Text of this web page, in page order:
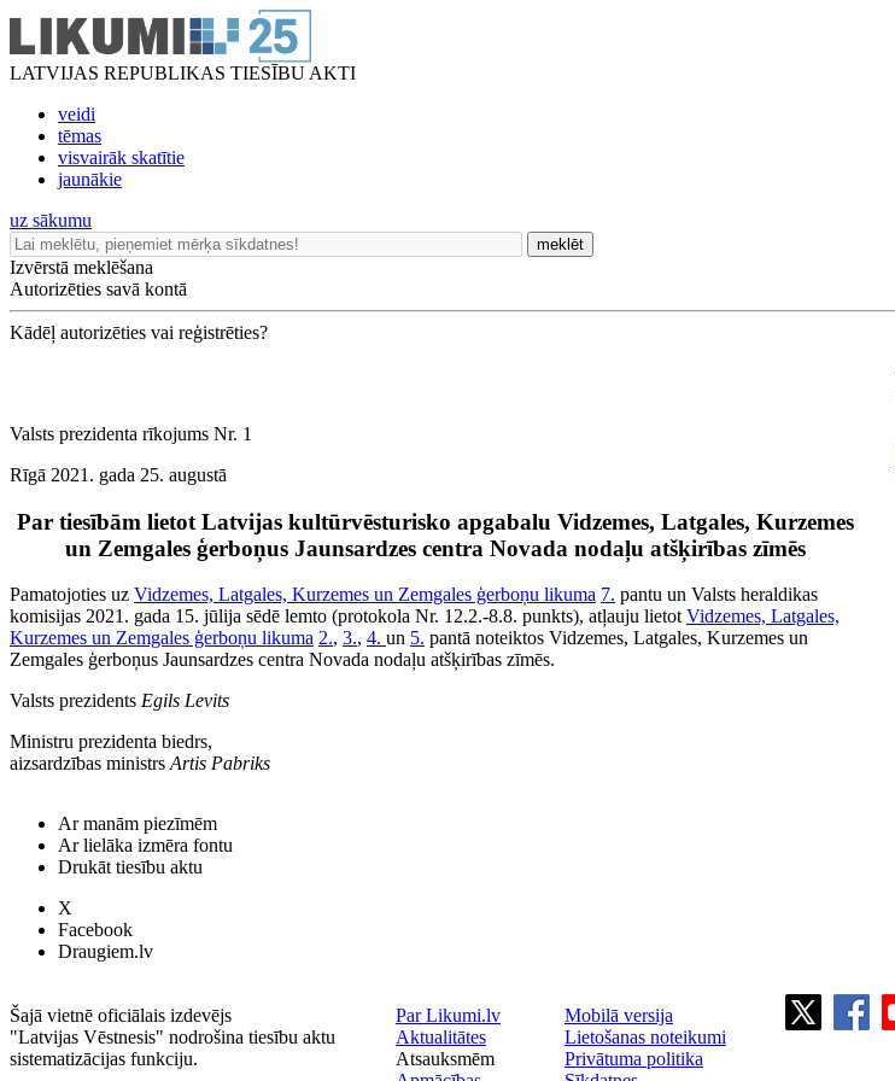
LATVIJAS REPUBLIKAS TIESĪBU AKTI
veidi
tēmas
visvairāk skatītie
jaunākie
uz sākumu
meklēt
Izvērstā meklēšana
Autorizēties savā kontā
Kādēļ autorizēties vai reģistrēties?
Valsts prezidenta rīkojums Nr. 1
Rīgā 2021. gada 25. augustā
Par tiesībām lietot Latvijas kultūrvēsturisko apgabalu Vidzemes, Latgales, Kurzemes
un Zemgales ģerboņus Jaunsardzes centra Novada nodaļu atšķirības zīmēs
Pamatojoties uz Vidzemes, Latgales, Kurzemes un Zemgales ģerboņu likuma 7. pantu un Valsts heraldikas
komisijas 2021. gada 15. jūlija sēdē lemto (protokola Nr. 12.2.-8.8. punkts), atļauju lietotVidzemes, Latgales,
Kurzemes un Zemgales ģerboņu likuma 2., 3., 4. un 5. pantā noteiktos Vidzemes, Latgales, Kurzemes un
Zemgales ģerboņus Jaunsardzes centra Novada nodaļu atšķirības zīmēs.
Valsts prezidents Egils Levits
Ministru prezidenta biedrs,
aizsardzības ministrsArtis Pabriks
Ar manām piezīmēm
Ar lielāka izmēra fontu
Drukāt tiesību aktu
X
Facebook
Draugiem.lv
Šajā vietnē oficiālais izdevējs
"Latvijas Vēstnesis" nodrošina tiesību aktu
sistematizācijas funkciju.
Par Likumi.lv
Aktualitātes
Atsauksmēm
Mobilā versija
Lietošanas noteikumi
Privātuma politika